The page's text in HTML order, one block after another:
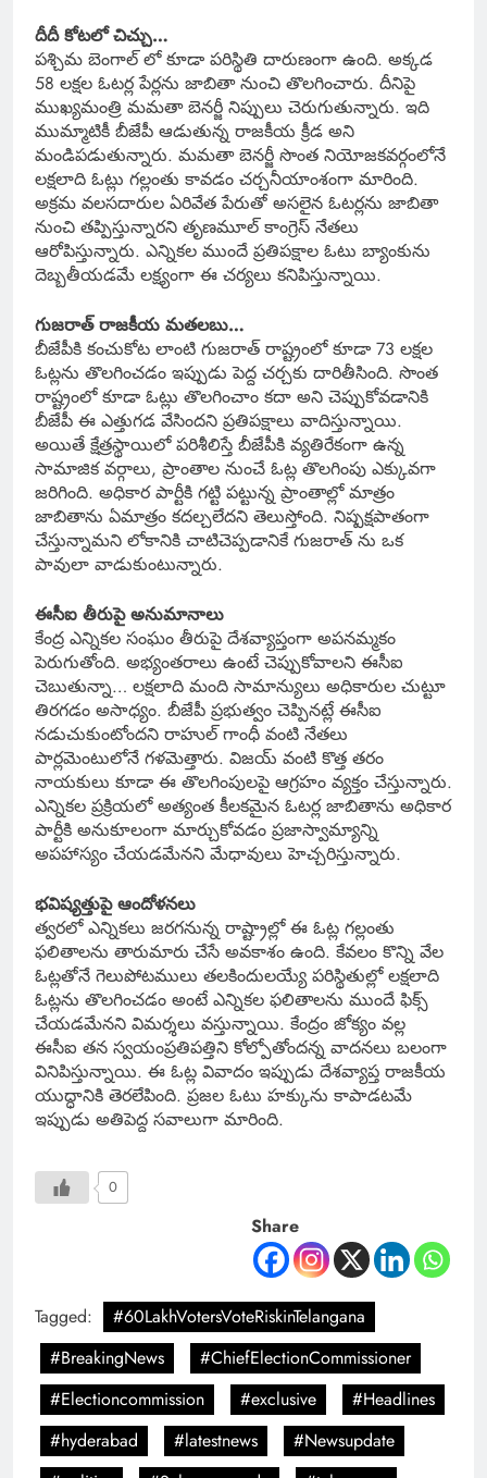
దీదీ కోటలో చిచ్చు…
పశ్చిమ బెంగాల్ లో కూడా పరిస్థితి దారుణంగా ఉంది. అక్కడ
58 లక్షల ఓటర్ల పేర్లను జాబితా నుంచి తొలగించారు. దీనిపై
ముఖ్యమంత్రి మమతా బెనర్జీ నిప్పులు చెరుగుతున్నారు. ఇది
ముమ్మాటికీ బీజేపీ ఆడుతున్న రాజకీయ క్రీడ అని
మండిపడుతున్నారు. మమతా బెనర్జీ సొంత నియోజకవర్గంలోనే
లక్షలాది ఓట్లు గల్లంతు కావడం చర్చనీయాంశంగా మారింది.
అక్రమ వలసదారుల ఏరివేత పేరుతో అసలైన ఓటర్లను జాబితా
నుంచి తప్పిస్తున్నారని తృణమూల్ కాంగ్రెస్ నేతలు
ఆరోపిస్తున్నారు. ఎన్నికల ముందే ప్రతిపక్షాల ఓటు బ్యాంకును
దెబ్బతీయడమే లక్ష్యంగా ఈ చర్యలు కనిపిస్తున్నాయి.
గుజరాత్ రాజకీయ మతలబు…
బీజేపీకి కంచుకోట లాంటి గుజరాత్ రాష్ట్రంలో కూడా 73 లక్షల
ఓట్లను తొలగించడం ఇప్పుడు పెద్ద చర్చకు దారితీసింది. సొంత
రాష్ట్రంలో కూడా ఓట్లు తొలగించాం కదా అని చెప్పుకోవడానికి
బీజేపీ ఈ ఎత్తుగడ వేసిందని ప్రతిపక్షాలు వాదిస్తున్నాయి.
అయితే క్షేత్రస్థాయిలో పరిశీలిస్తే బీజేపీకి వ్యతిరేకంగా ఉన్న
సామాజిక వర్గాలు, ప్రాంతాల నుంచే ఓట్ల తొలగింపు ఎక్కువగా
జరిగింది. అధికార పార్టీకి గట్టి పట్టున్న ప్రాంతాల్లో మాత్రం
జాబితాను ఏమాత్రం కదల్చలేదని తెలుస్తోంది. నిష్పక్షపాతంగా
చేస్తున్నామని లోకానికి చాటిచెప్పడానికే గుజరాత్ ను ఒక
పావులా వాడుకుంటున్నారు.
ఈసీఐ తీరుపై అనుమానాలు
కేంద్ర ఎన్నికల సంఘం తీరుపై దేశవ్యాప్తంగా అపనమ్మకం
పెరుగుతోంది. అభ్యంతరాలు ఉంటే చెప్పుకోవాలని ఈసీఐ
చెబుతున్నా… లక్షలాది మంది సామాన్యులు అధికారుల చుట్టూ
తిరగడం అసాధ్యం. బీజేపీ ప్రభుత్వం చెప్పినట్లే ఈసీఐ
నడుచుకుంటోందని రాహుల్ గాంధీ వంటి నేతలు
పార్లమెంటులోనే గళమెత్తారు. విజయ్ వంటి కొత్త తరం
నాయకులు కూడా ఈ తొలగింపులపై ఆగ్రహం వ్యక్తం చేస్తున్నారు.
ఎన్నికల ప్రక్రియలో అత్యంత కీలకమైన ఓటర్ల జాబితాను అధికార
పార్టీకి అనుకూలంగా మార్చుకోవడం ప్రజాస్వామ్యాన్ని
అపహాస్యం చేయడమేనని మేధావులు హెచ్చరిస్తున్నారు.
భవిష్యత్తుపై ఆందోళనలు
త్వరలో ఎన్నికలు జరగనున్న రాష్ట్రాల్లో ఈ ఓట్ల గల్లంతు
ఫలితాలను తారుమారు చేసే అవకాశం ఉంది. కేవలం కొన్ని వేల
ఓట్లతోనే గెలుపోటములు తలకిందులయ్యే పరిస్థితుల్లో లక్షలాది
ఓట్లను తొలగించడం అంటే ఎన్నికల ఫలితాలను ముందే ఫిక్స్
చేయడమేనని విమర్శలు వస్తున్నాయి. కేంద్రం జోక్యం వల్ల
ఈసీఐ తన స్వయంప్రతిపత్తిని కోల్పోతోందన్న వాదనలు బలంగా
వినిపిస్తున్నాయి. ఈ ఓట్ల వివాదం ఇప్పుడు దేశవ్యాప్త రాజకీయ
యుద్ధానికి తెరలేపింది. ప్రజల ఓటు హక్కును కాపాడటమే
ఇప్పుడు అతిపెద్ద సవాలుగా మారింది.
0
Share
Tagged:
#60LakhVotersVoteRiskinTelangana
#BreakingNews
#ChiefElectionCommissioner
#Electioncommission
#exclusive
#Headlines
#hyderabad
#latestnews
#Newsupdate